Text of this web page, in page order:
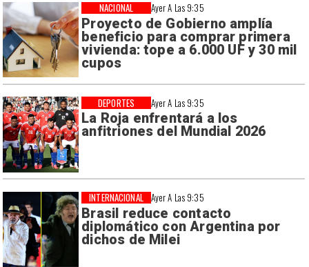
Ayer A Las 9:35
Proyecto de Gobierno amplía
beneficio para comprar primera
vivienda: tope a 6.000 UF y 30 mil
cupos
NACIONAL
Ayer A Las 9:35
La Roja enfrentará a los
anfitriones del Mundial 2026
DEPORTES
Ayer A Las 9:35
Brasil reduce contacto
diplomático con Argentina por
dichos de Milei
INTERNACIONAL